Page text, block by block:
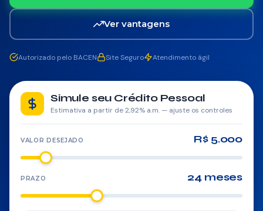
Imóveis
Moto
Ver vantagens
Autorizado pelo BACEN Site Seguro Atendimento ágil
Simule seu Crédito Pessoal
Estimativa a partir de 2,92% a.m. — ajuste os controles
VALOR DESEJADO R$ 5.000
PRAZO 24 meses